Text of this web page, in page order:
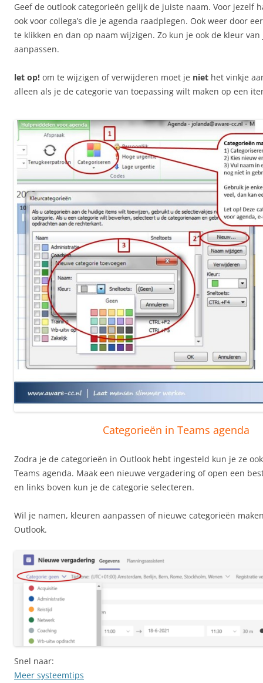
Geef de outlook categorieën gelijk de juiste naam. Voor jezelf
ook voor collega’s die je agenda raadplegen. Ook weer door
te klikken en dan op naam wijzigen. Zo kun je ook de kleur van
aanpassen.
let op! om te wijzigen of verwijderen moet je niet het vinkje
alleen als je de categorie van toepassing wilt maken op een
Categorieën in Teams agenda
Zodra je de categorieën in Outlook hebt ingesteld kun je ze
Teams agenda. Maak een nieuwe vergadering of open een
en links boven kun je de categorie selecteren.
Wil je namen, kleuren aanpassen of nieuwe categorieën
Outlook.
Snel naar:
Meer systeemtips